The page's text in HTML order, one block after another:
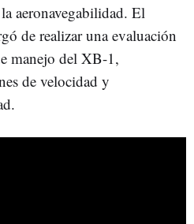
aeronavegabilidad. El
de realizar una evaluación
manejo del XB-1,
de velocidad y